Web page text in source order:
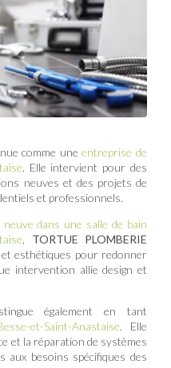
comme uneentreprise de
. Elle intervient pour des
neuves et des projets de
et professionnels.
dans une salle de bain
TORTUE PLOMBERIE
esthétiques pour redonner
intervention allie design et
également en tant
et-Saint-Anastaise. Elle
et la réparation de systèmes
aux besoins spécifiques des